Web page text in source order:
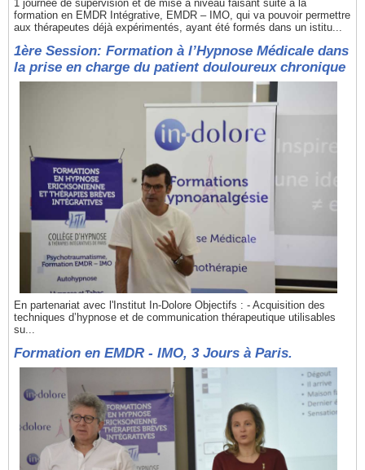
1 journée de supervision et de mise à niveau faisant suite à la
formation en EMDR Intégrative, EMDR – IMO, qui va pouvoir permettre
aux thérapeutes déjà expérimentés, ayant été formés dans un istitu...
1ère Session: Formation à l’Hypnose Médicale dans
la prise en charge du patient douloureux chronique
En partenariat avec l'Institut In-Dolore Objectifs : - Acquisition des
techniques d’hypnose et de communication thérapeutique utilisables
su...
Formation en EMDR - IMO, 3 Jours à Paris.